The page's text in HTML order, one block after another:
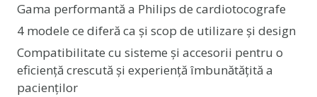
Gama performantă a Philips de cardiotocografe
4 modele ce diferă ca și scop de utilizare și design
Compatibilitate cu sisteme și accesorii pentru o
eficiență crescută și experiență îmbunătățită a
pacienților